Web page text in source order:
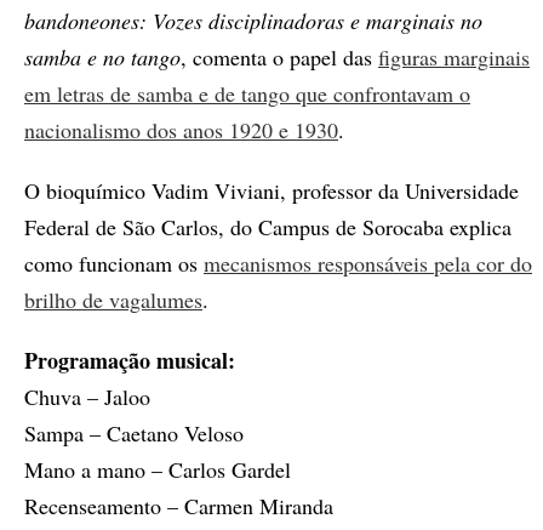
bandoneones: Vozes disciplinadoras e marginais no
samba e no tango, comenta o papel das figuras marginais
em letras de samba e de tango que confrontavam o
nacionalismo dos anos 1920 e 1930.
O bioquímico Vadim Viviani, professor da Universidade
Federal de São Carlos, do Campus de Sorocaba explica
como funcionam os mecanismos responsáveis pela cor do
brilho de vagalumes.
Programação musical:
Chuva – Jaloo
Sampa – Caetano Veloso
Mano a mano – Carlos Gardel
Recenseamento – Carmen Miranda